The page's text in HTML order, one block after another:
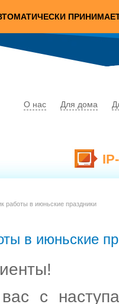
О нас Для дома
работы в июньские праздники
в июньские
вас с